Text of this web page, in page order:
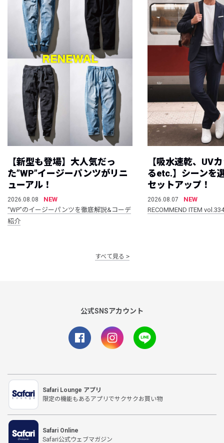
【新型も登場】大人気だっ
た”WP”イージーパンツがリニ
ューアル！
2026.08.08
NEW
“WP”のイージーパンツを徹底解説&コーデ
紹介
【吸水速乾、UV
るetc.】シーンを
セットアップ！
2026.08.07
NEW
RECOMMEND ITEM vol.334
すべて見る
公式SNSアカウント
Safari Lounge アプリ
限定の機能もあるアプリでサクサクお買い物
Safari Online
Safari公式ウェブマガジン